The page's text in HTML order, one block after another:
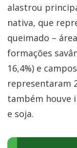
alastrou
nativa, que
queimado –
formações
16,4%) e
representaram
também houve
e soja.